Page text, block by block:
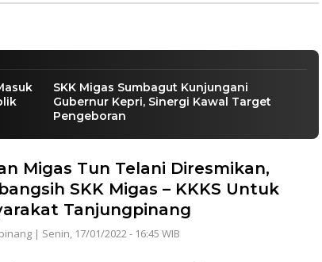
SKK Migas Sumbagut Kunjungani
Gubernur Kepri, Sinergi Kawal Target
Pengeboran
Migas Tun Telani Diresmikan,
SKK Migas – KKKS Untuk
Tanjungpinang
| Senin, 17/01/2022 - 16:45 WIB